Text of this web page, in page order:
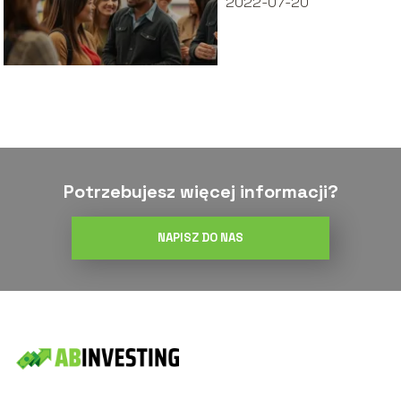
Potrzebujesz więcej informacji?
NAPISZ DO NAS